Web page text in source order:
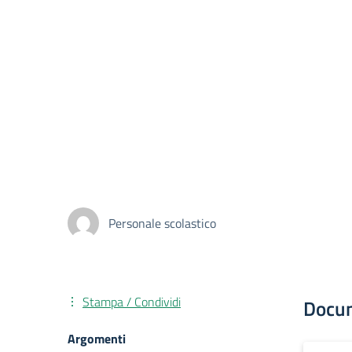
Personale scolastico
Stampa / Condividi
Argomenti